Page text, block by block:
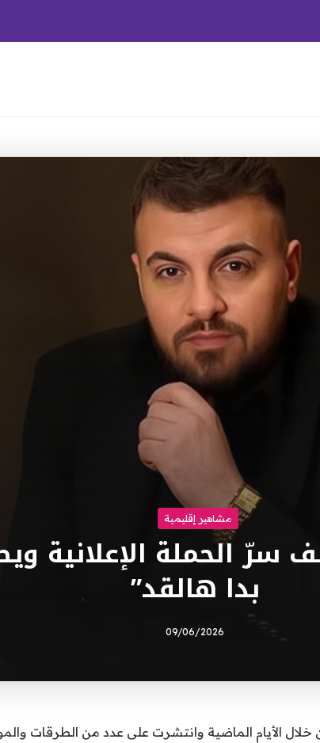
مشاهير إقليمية
الحملة الإعلانية
بدا هالقد”
09/06/2026
خلال الأيام الماضية وانتشرت على عدد من الطرقات